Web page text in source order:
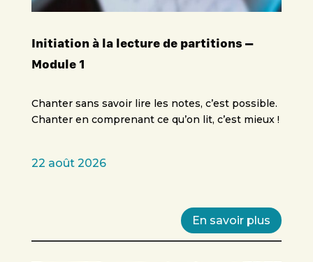
Initiation à la lecture de partitions –
Module 1
Chanter sans savoir lire les notes, c’est possible.
Chanter en comprenant ce qu’on lit, c’est mieux !
22 août 2026
En savoir plus